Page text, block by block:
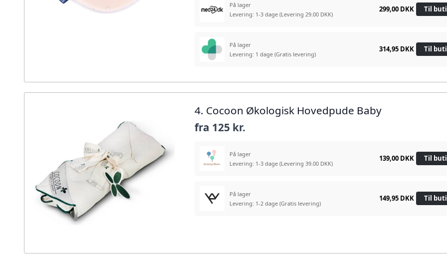
På lager
Levering: 1-3 dage(Levering 29.00 DKK)
299,00 DKK Til
På lager
Levering: 1 dage(Gratis levering)
314,95 DKK Til
4. Cocoon Økologisk Hovedpude Baby
fra 125 kr.
På lager
Levering: 1-3 dage(Levering 39.00 DKK)
139,00 DKK Til
På lager
Levering: 1-2 dage(Gratis levering)
149,95 DKK Til